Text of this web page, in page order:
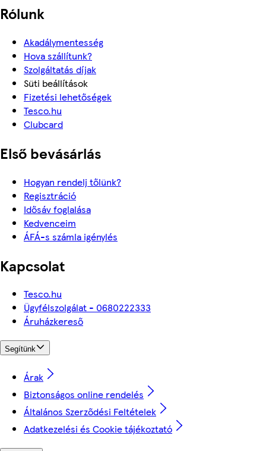
Rólunk
Akadálymentesség
Hova szállítunk?
Szolgáltatás díjak
Süti beállítások
Fizetési lehetőségek
Tesco.hu
Clubcard
Első bevásárlás
Hogyan rendelj tőlünk?
Regisztráció
Idősáv foglalása
Kedvenceim
ÁFÁ-s számla igénylés
Kapcsolat
Tesco.hu
Ügyfélszolgálat - 0680222333
Áruházkereső
Segítünk
Árak
Biztonságos online rendelés
Általános Szerződési Feltételek
Adatkezelési és Cookie tájékoztató